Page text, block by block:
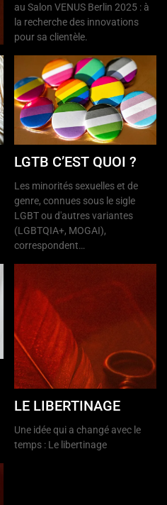
au Salon VENUS Berlin 2025 : à
la recherche des innovations
pour sa clientèle.
LGTB C’EST QUOI ?
Les minorités sexuelles et de
genre, connues sous le sigle
LGBT ou d'autres variantes
(LGBTQIA+, MOGAI),
correspondent…
LE LIBERTINAGE
Une idée qui a changé avec le
temps : Le libertinage